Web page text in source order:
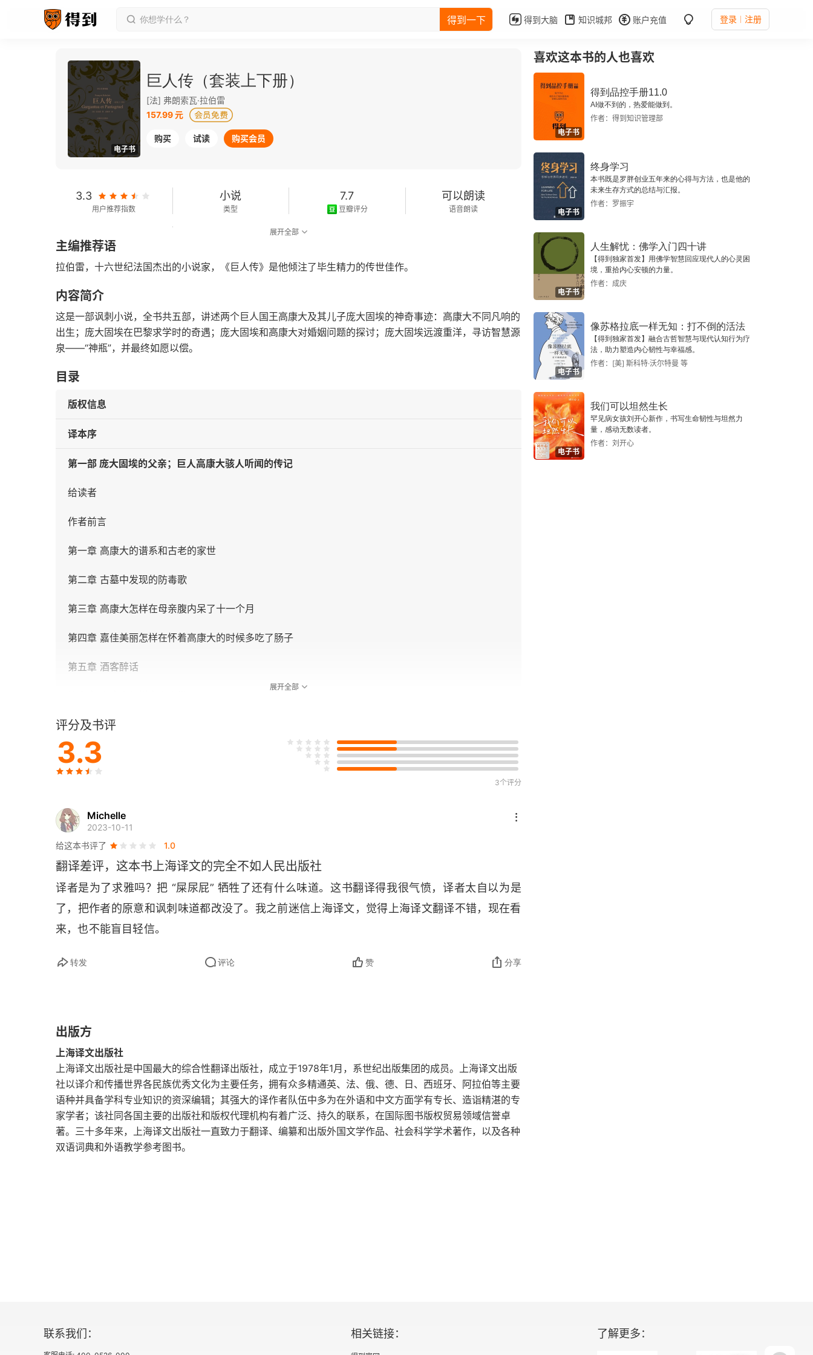
得到一下 得到大脑 知识城邦 账户充值 登录 注册
电子书
巨人传（套装上下册）
[法] 弗朗索瓦·拉伯雷
157.99 元
购买 试读 购买会员
3.3
用户推荐指数
小说
类型
7.7
豆瓣评分
可以朗读
语音朗读
字数
展开全部
主编推荐语
拉伯雷，十六世纪法国杰出的小说家，《巨人传》是他倾注了毕生精力的传世佳作。
内容简介
这是一部讽刺小说，全书共五部，讲述两个巨人国王高康大及其儿子庞大固埃的神奇事迹：高康大不同凡响的
出生；庞大固埃在巴黎求学时的奇遇；庞大固埃和高康大对婚姻问题的探讨；庞大固埃远渡重洋，寻访智慧源
泉——“神瓶”，并最终如愿以偿。
目录
版权信息
译本序
第一部 庞大固埃的父亲；巨人高康大骇人听闻的传记
给读者
作者前言
第一章 高康大的谱系和古老的家世
第二章 古墓中发现的防毒歌
第三章 高康大怎样在母亲腹内呆了十一个月
第四章 嘉佳美丽怎样在怀着高康大的时候多吃了肠子
第五章 酒客醉话
第七章 高康大的名字是怎样取的；怎样喝酒
第八章 怎样为高康大裁制服装
第十章 白色和蓝色的象征意义
第十一章 高康大的童年
第十二章 高康大的假马
第十四章 高康大怎样跟诡辩学家学拉丁文
第十五章 高康大怎样更换教师
第十九章 约诺土斯·德·卜拉克玛多大师向高康大致词索讨大钟
第二十章 神学家怎样取去呢料；并和其他大师们打官司
第二十一章 诡辩学教师为高康大制定的学习方法
第二十八章 毕克罗寿怎样偷袭拉·娄氏·克莱茂；高朗古杰不得已起而应战
展开全部
评分及书评
3.3
3个评分
Michelle
2023-10-11
给这本书评了
1.0
翻译差评，这本书上海译文的完全不如人民出版社
译者是为了求雅吗？把 “屎尿屁” 牺牲了还有什么味道。这书翻译得我很气愤，译者太自以为是
了，把作者的原意和讽刺味道都改没了。我之前迷信上海译文，觉得上海译文翻译不错，现在看
来，也不能盲目轻信。
转发 评论 赞 分享
出版方
上海译文出版社
上海译文出版社是中国最大的综合性翻译出版社，成立于1978年1月，系世纪出版集团的成员。上海译文出版
社以译介和传播世界各民族优秀文化为主要任务，拥有众多精通英、法、俄、德、日、西班牙、阿拉伯等主要
语种并具备学科专业知识的资深编辑；其强大的译作者队伍中多为在外语和中文方面学有专长、造诣精湛的专
家学者；该社同各国主要的出版社和版权代理机构有着广泛、持久的联系，在国际图书版权贸易领域信誉卓
著。三十多年来，上海译文出版社一直致力于翻译、编纂和出版外国文学作品、社会科学学术著作，以及各种
双语词典和外语教学参考图书。
喜欢这本书的人也喜欢
电子书
得到品控手册11.0
AI做不到的，热爱能做到。
作者：得到知识管理部
电子书
终身学习
本书既是罗胖创业五年来的心得与方法，也是他的
未来生存方式的总结与汇报。
作者：罗振宇
电子书
人生解忧：佛学入门四十讲
【得到独家首发】用佛学智慧回应现代人的心灵困
境，重拾内心安顿的力量。
作者：成庆
电子书
像苏格拉底一样无知：打不倒的活法
【得到独家首发】融合古哲智慧与现代认知行为疗
法，助力塑造内心韧性与幸福感。
作者：[美] 斯科特·沃尔特曼 等
电子书
我们可以坦然生长
罕见病女孩刘开心新作，书写生命韧性与坦然力
量，感动无数读者。
作者：刘开心
联系我们： 相关链接： 了解更多：